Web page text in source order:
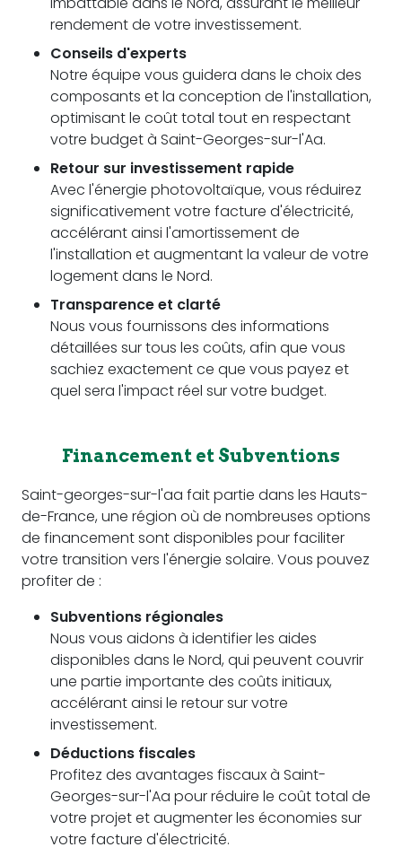
rendement de votre investissement.
Conseils d'experts
Notre équipe vous guidera dans le choix des
composants et la conception de l'installation,
optimisant le coût total tout en respectant
votre budget à Saint-Georges-sur-l'Aa.
Retour sur investissement rapide
Avec l'énergie photovoltaïque, vous réduirez
significativement votre facture d'électricité,
accélérant ainsi l'amortissement de
l'installation et augmentant la valeur de votre
logement dans le Nord.
Transparence et clarté
Nous vous fournissons des informations
détaillées sur tous les coûts, afin que vous
sachiez exactement ce que vous payez et
quel sera l'impact réel sur votre budget.
Financement et Subventions
Saint-georges-sur-l'aa fait partie dans les Hauts-
de-France, une région où de nombreuses options
de financement sont disponibles pour faciliter
votre transition vers l'énergie solaire. Vous pouvez
profiter de :
Subventions régionales
Nous vous aidons à identifier les aides
disponibles dans le Nord, qui peuvent couvrir
une partie importante des coûts initiaux,
accélérant ainsi le retour sur votre
investissement.
Déductions fiscales
Profitez des avantages fiscaux à Saint-
Georges-sur-l'Aa pour réduire le coût total de
votre projet et augmenter les économies sur
votre facture d'électricité.